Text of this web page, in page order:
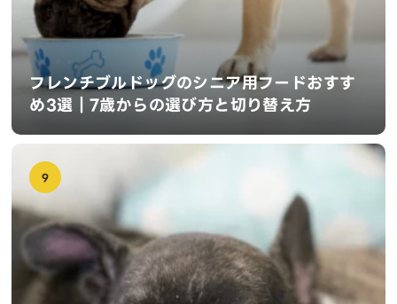
フレンチブルドッグのシニア用フードおすす
め3選｜7歳からの選び方と切り替え方
9